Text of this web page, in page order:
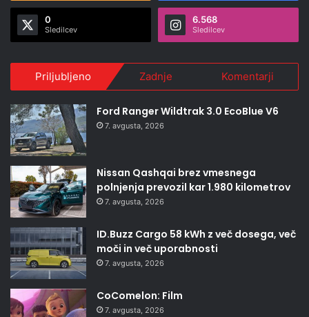
0
Sledilcev
6.568
Sledilcev
Priljubljeno Zadnje Komentarji
Ford Ranger Wildtrak 3.0 EcoBlue V6
7. avgusta, 2026
Nissan Qashqai brez vmesnega
polnjenja prevozil kar 1.980 kilometrov
7. avgusta, 2026
ID.Buzz Cargo 58 kWh z več dosega, več
moči in več uporabnosti
7. avgusta, 2026
CoComelon: Film
7. avgusta, 2026